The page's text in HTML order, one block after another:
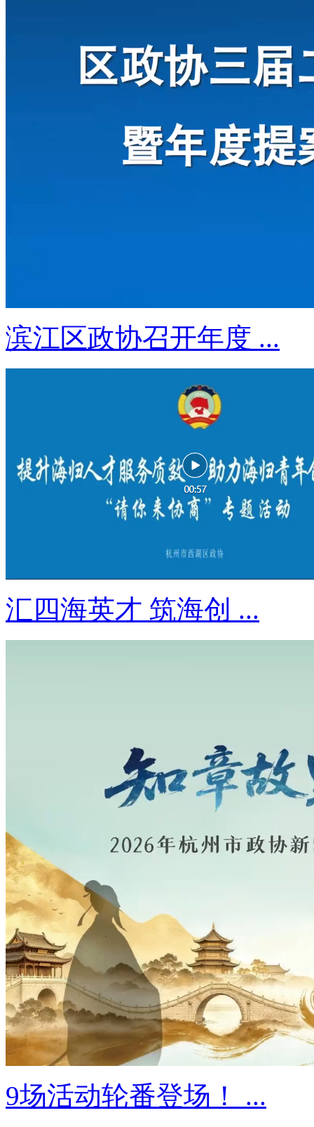
滨江区政协召开年度 ...
汇四海英才 筑海创 ...
9场活动轮番登场！ ...